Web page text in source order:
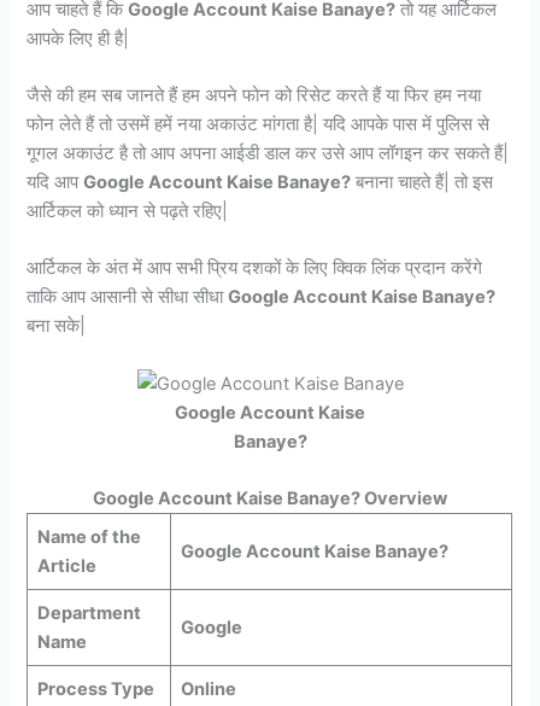
आप चाहते हैं किGoogle Account Kaise Banaye? तो यह आर्टिकल
आपके लिए ही है|
जैसे की हम सब जानते हैं हम अपने फोन को रिसेट करते हैं या फिर हम नया
फोन लेते हैं तो उसमें हमें नया अकाउंट मांगता है| यदि आपके पास में पुलिस से
गूगल अकाउंट है तो आप अपना आईडी डाल कर उसे आप लॉगइन कर सकते हैं|
यदि आपGoogle Account Kaise Banaye? बनाना चाहते हैं| तो इस
आर्टिकल को ध्यान से पढ़ते रहिए|
आर्टिकल के अंत में आप सभी प्रिय दशकों के लिए क्विक लिंक प्रदान करेंगे
ताकि आप आसानी से सीधा सीधाGoogle Account Kaise Banaye?
बना सके|
Google Account Kaise
Banaye?
Google Account Kaise Banaye?Overview
Name of the
Article
Google Account Kaise Banaye?
Department
Name
Google
Process Type Online